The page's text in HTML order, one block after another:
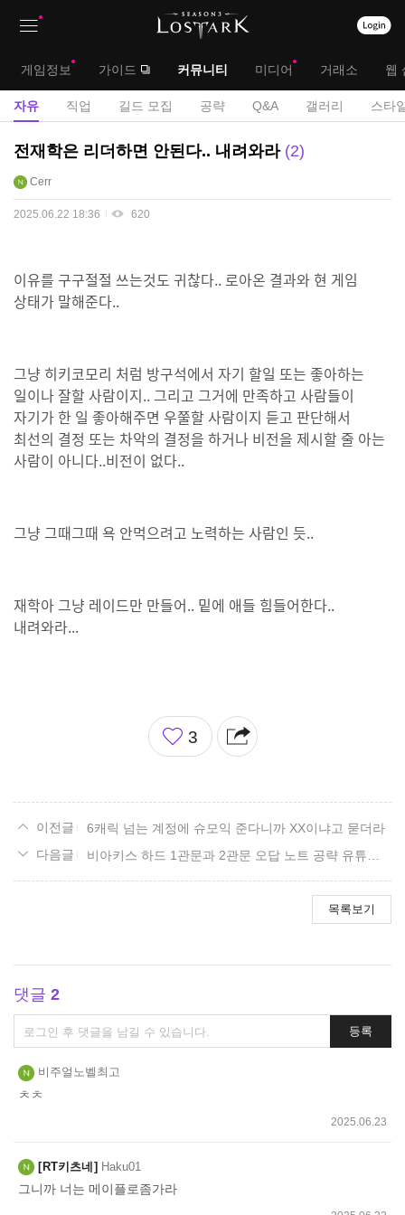
대
메
뉴
게임정보 가이드 커뮤니티 미디어 거래소 웹
서
자유 직업 길드 모집 공략 Q&A 갤러리 스타
자
게
전재학은 리더하면 안된다.. 내려와라 2
Cerr
2025.06.22 18:36 620
이유를 구구절절 쓰는것도 귀찮다.. 로아온 결과와 현 게임
상태가 말해준다..
그냥 히키코모리 처럼 방구석에서 자기 할일 또는 좋아하는
일이나 잘할 사람이지.. 그리고 그거에 만족하고 사람들이
자기가 한 일 좋아해주면 우쭐할 사람이지 듣고 판단해서
최선의 결정 또는 차악의 결정을 하거나 비전을 제시할 줄 아는
사람이 아니다..비전이 없다..
그냥 그때그때 욕 안먹으려고 노력하는 사람인 듯..
재학아 그냥 레이드만 만들어.. 밑에 애들 힘들어한다..
내려와라...
좋
아
3
6캐릭 넘는 계정에 슈모익 준다니까 XX이냐고 묻더라
비아키스 하드 1관문과 2관문 오답 노트 공략 유튜브 영상 사이트 주소.
목록보기
댓글 2
댓
글
쓰
기
등록
비주얼노벨최고
ㅊㅊ
2025.06.23
RT키츠네 Haku01
그니까 너는 메이플로좀가라